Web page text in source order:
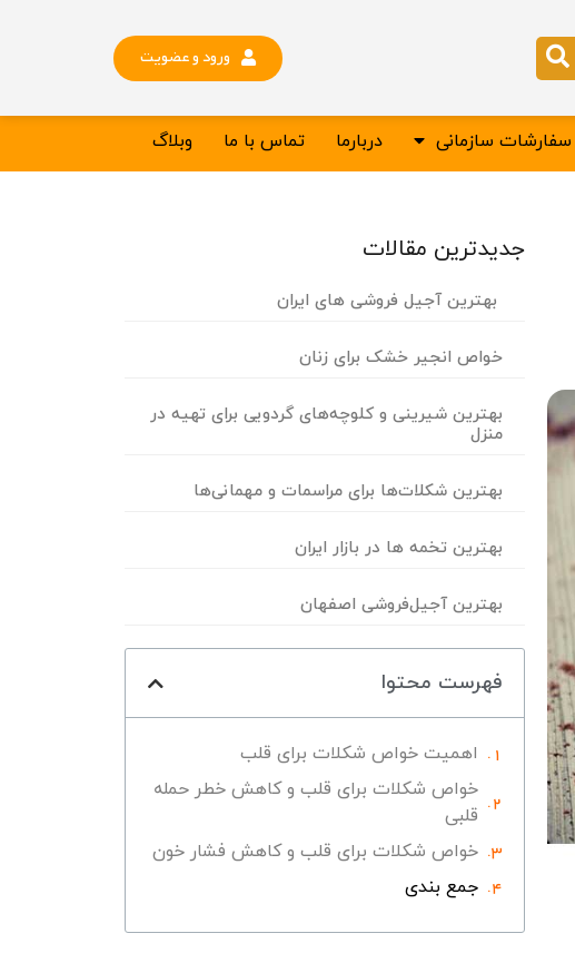
ورود و عضویت
سفارشات سازمانی دربارما تماس با ما وبلاگ
جدیدترین مقالات
بهترین آجیل فروشی های ایران
خواص انجیر خشک برای زنان
بهترین شیرینی و کلوچه‌های گردویی برای تهیه در
منزل
بهترین شکلات‌ها برای مراسمات و مهمانی‌ها
بهترین تخمه ها در بازار ایران
بهترین آجیل‌فروشی اصفهان
فهرست محتوا
اهمیت خواص شکلات برای قلب
خواص شکلات برای قلب و کاهش خطر حمله
قلبی
خواص شکلات برای قلب و کاهش فشار خون
جمع بندی